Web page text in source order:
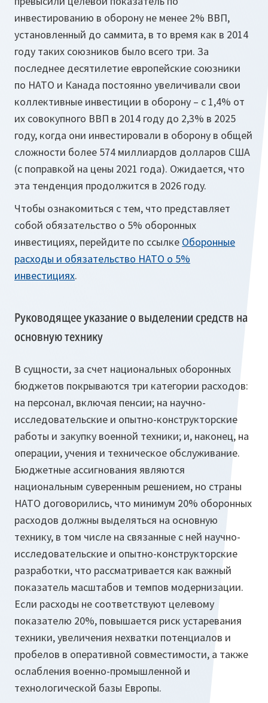
инвестированию в оборону не менее 2% ВВП,
установленный до саммита, в то время как в 2014
году таких союзников было всего три. За
последнее десятилетие европейские союзники
по НАТО и Канада постоянно увеличивали свои
коллективные инвестиции в оборону – с 1,4% от
их совокупного ВВП в 2014 году до 2,3% в 2025
году, когда они инвестировали в оборону в общей
сложности более 574 миллиардов долларов США
(с поправкой на цены 2021 года). Ожидается, что
эта тенденция продолжится в 2026 году.
Чтобы ознакомиться с тем, что представляет
собой обязательство о 5% оборонных
инвестициях, перейдите по ссылке Оборонные
расходы и обязательство НАТО о 5%
инвестициях.
Руководящее указание о выделении средств на
основную технику
В сущности, за счет национальных оборонных
бюджетов покрываются три категории расходов:
на персонал, включая пенсии; на научно-
исследовательские и опытно-конструкторские
работы и закупку военной техники; и, наконец, на
операции, учения и техническое обслуживание.
Бюджетные ассигнования являются
национальным суверенным решением, но страны
НАТО договорились, что минимум 20% оборонных
расходов должны выделяться на основную
технику, в том числе на связанные с ней научно-
исследовательские и опытно-конструкторские
разработки, что рассматривается как важный
показатель масштабов и темпов модернизации.
Если расходы не соответствуют целевому
показателю 20%, повышается риск устаревания
техники, увеличения нехватки потенциалов и
пробелов в оперативной совместимости, а также
ослабления военно-промышленной и
технологической базы Европы.